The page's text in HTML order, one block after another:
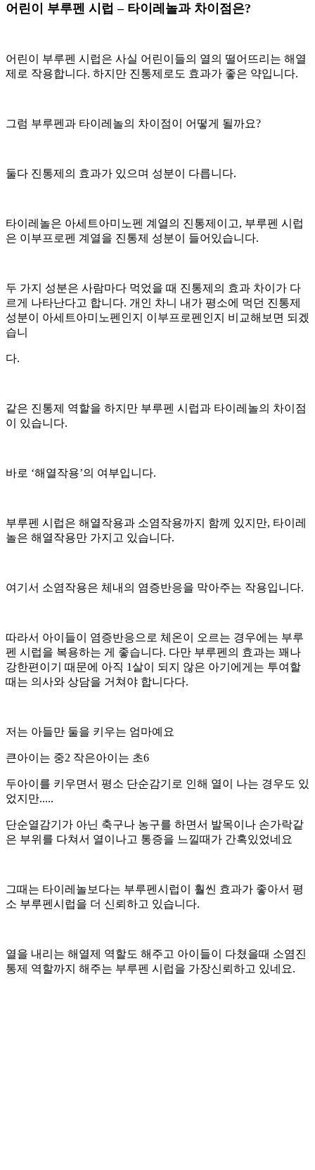
어린이 부루펜 시럽 – 타이레놀과 차이점은?
어린이 부루펜 시럽은 사실 어린이들의 열의 떨어뜨리는 해열
제로 작용합니다. 하지만 진통제로도 효과가 좋은 약입니다.
그럼 부루펜과 타이레놀의 차이점이 어떻게 될까요?
둘다 진통제의 효과가 있으며 성분이 다릅니다.
타이레놀은 아세트아미노펜 계열의 진통제이고, 부루펜 시럽
은 이부프로펜 계열을 진통제 성분이 들어있습니다.
두 가지 성분은 사람마다 먹었을 때 진통제의 효과 차이가 다
르게 나타난다고 합니다. 개인 차니 내가 평소에 먹던 진통제
성분이 아세트아미노펜인지 이부프로펜인지 비교해보면 되겠
습니
다.
같은 진통제 역할을 하지만 부루펜 시럽과 타이레놀의 차이점
이 있습니다.
바로 ‘해열작용’의 여부입니다.
부루펜 시럽은 해열작용과 소염작용까지 함께 있지만, 타이레
놀은 해열작용만 가지고 있습니다.
여기서 소염작용은 체내의 염증반응을 막아주는 작용입니다.
따라서 아이들이 염증반응으로 체온이 오르는 경우에는 부루
펜 시럽을 복용하는 게 좋습니다. 다만 부루펜의 효과는 꽤나
강한편이기 때문에 아직 1살이 되지 않은 아기에게는 투여할
때는 의사와 상담을 거쳐야 합니다다.
저는 아들만 둘을 키우는 엄마예요
큰아이는 중2 작은아이는 초6
두아이를 키우면서 평소 단순감기로 인해 열이 나는 경우도 있
었지만.....
단순열감기가 아닌 축구나 농구를 하면서 발목이나 손가락같
은 부위를 다쳐서 열이나고 통증을 느낄때가 간혹있었네요
그때는 타이레놀보다는 부루펜시럽이 훨씬 효과가 좋아서 평
소 부루펜시럽을 더 신뢰하고 있습니다.
열을 내리는 해열제 역할도 해주고 아이들이 다쳤을때 소염진
통제 역할까지 해주는 부루펜 시럽을 가장신뢰하고 있네요.